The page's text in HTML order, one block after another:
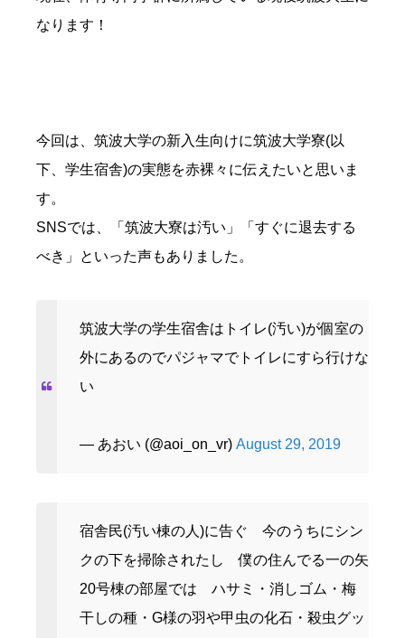
なります！
今回は、筑波大学の新入生向けに筑波大学寮(以
下、学生宿舎)の実態を赤裸々に伝えたいと思いま
す。
SNSでは、「筑波大寮は汚い」「すぐに退去する
べき」といった声もありました。
筑波大学の学生宿舎はトイレ(汚い)が個室の
外にあるのでパジャマでトイレにすら行けな
い
— あおい (@aoi_on_vr) August 29, 2019
宿舎民(汚い棟の人)に告ぐ 今のうちにシン
クの下を掃除されたし 僕の住んでる一の矢
20号棟の部屋では ハサミ・消しゴム・梅
干しの種・G様の羽や甲虫の化石・殺虫グッ